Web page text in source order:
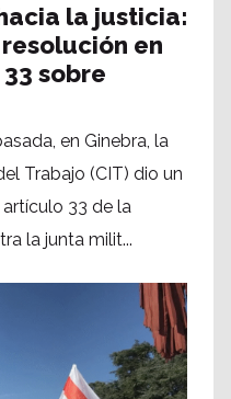
la justicia:
en
sobre
en Ginebra, la
Trabajo (CIT) dio un
33 de la
la junta milit...